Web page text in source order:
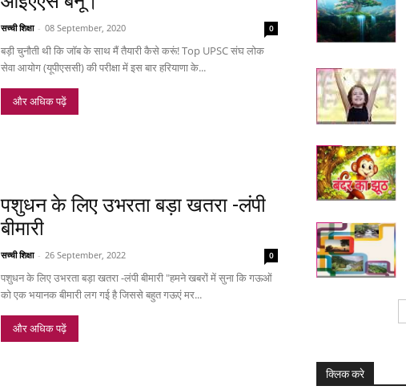
सच्ची शिक्षा - 08 September, 2020 0
बड़ी चुनौती थी कि जॉब के साथ मैं तैयारी कैसे करूं! Top UPSC संघ लोक
सेवा आयोग (यूपीएससी) की परीक्षा में इस बार हरियाणा के...
और अधिक पढ़ें
पशुधन के लिए उभरता बड़ा खतरा -लंपी
बीमारी
सच्ची शिक्षा - 26 September, 2022 0
पशुधन के लिए उभरता बड़ा खतरा -लंपी बीमारी "हमने खबरों में सुना कि गऊओं
को एक भयानक बीमारी लग गई है जिससे बहुत गऊएं मर...
और अधिक पढ़ें
क्लिक करे